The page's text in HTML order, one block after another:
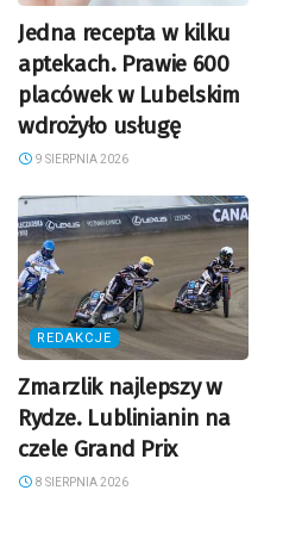
Jedna recepta w kilku
aptekach. Prawie 600
placówek w Lubelskim
wdrożyło usługę
9 SIERPNIA 2026
REDAKCJE
Zmarzlik najlepszy w
Rydze. Lublinianin na
czele Grand Prix
8 SIERPNIA 2026